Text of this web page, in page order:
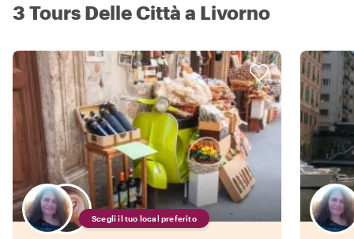
3 Tours Delle Città a Livorno
Scegli il tuo local preferito